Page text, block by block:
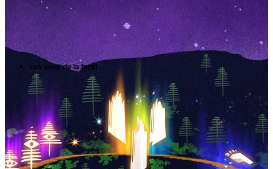
Les yeux de la forêt